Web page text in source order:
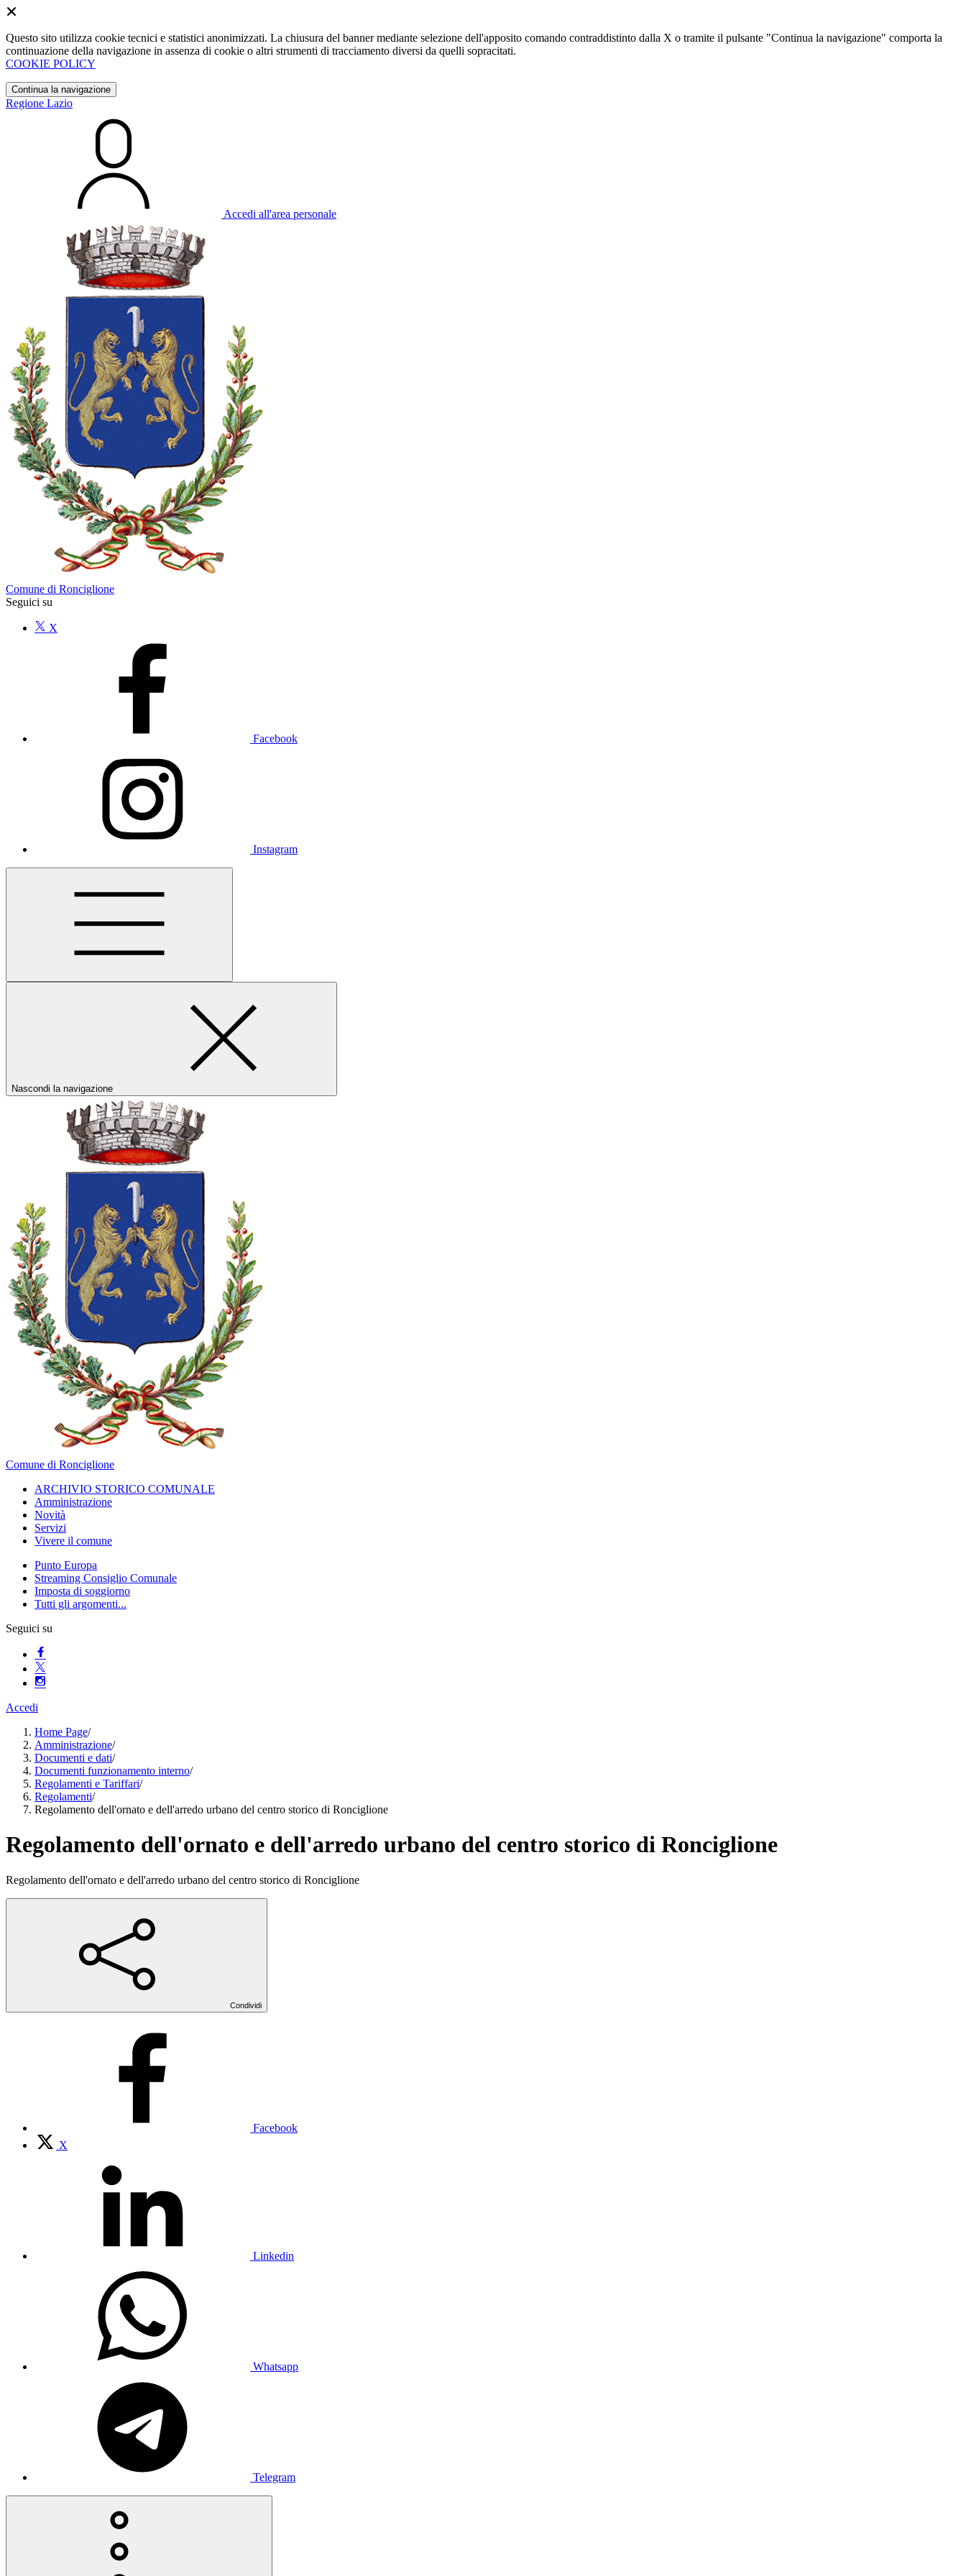
Questo sito utilizza cookie tecnici e statistici anonimizzati. La chiusura del banner mediante selezione dell'apposito comando contraddistinto dalla X o tramite il pulsante "Continua la navigazione" comporta la
continuazione della navigazione in assenza di cookie o altri strumenti di tracciamento diversi da quelli sopracitati.
COOKIE POLICY
Continua la navigazione
Regione Lazio
Accedi all'area personale
Comune di Ronciglione
Seguici su
X
Facebook
Instagram
Nascondi la navigazione
Comune di Ronciglione
ARCHIVIO STORICO COMUNALE
Amministrazione
Novità
Servizi
Vivere il comune
Punto Europa
Streaming Consiglio Comunale
Imposta di soggiorno
Tutti gli argomenti...
Seguici su
Accedi
Home Page/
Amministrazione/
Documenti e dati/
Documenti funzionamento interno/
Regolamenti e Tariffari/
Regolamenti/
Regolamento dell'ornato e dell'arredo urbano del centro storico di Ronciglione
Regolamento dell'ornato e dell'arredo urbano del centro storico di Ronciglione
Regolamento dell'ornato e dell'arredo urbano del centro storico di Ronciglione
Condividi
Facebook
X
Linkedin
Whatsapp
Telegram